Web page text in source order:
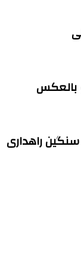
بالعکس
سنگین راهداری